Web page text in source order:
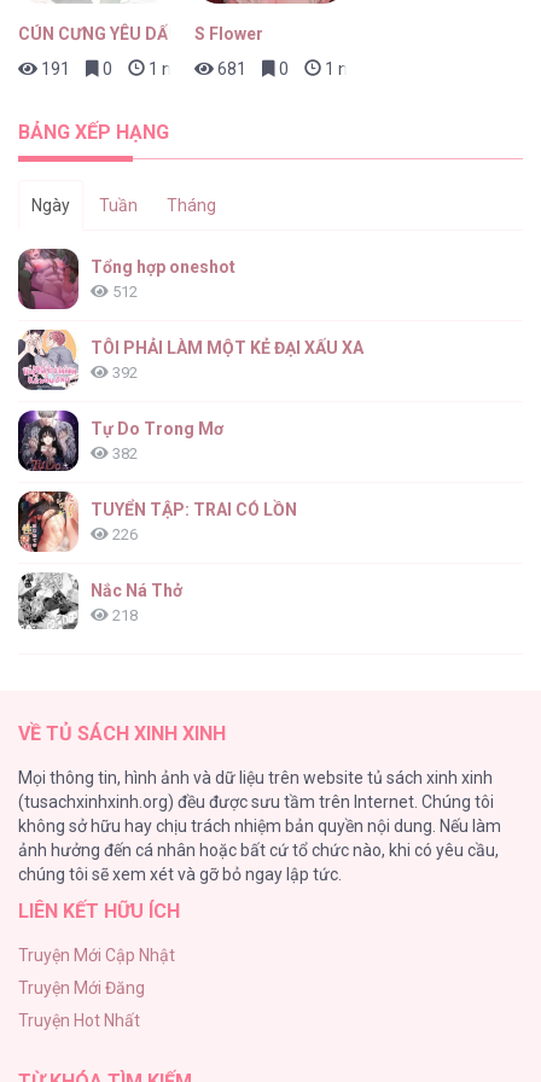
CÚN CƯNG YÊU DẤU
191
0 1 ngày trước
S Flower
681
0 1 ngày trước
BẢNG XẾP HẠNG
Ngày Tuần Tháng
Tổng hợp oneshot
512
TÔI PHẢI LÀM MỘT KẺ ĐẠI XẤU XA
392
Tự Do Trong Mơ
382
TUYỂN TẬP: TRAI CÓ LỒN
226
Nắc Ná Thở
218
191
Làm vị cứu tinh thật dễ dàng
186
Thiên Đường Táo Xanh
(END) Merry Marbling
150
VỀ TỦ SÁCH XINH XINH
Mọi thông tin, hình ảnh và dữ liệu trên website tủ sách xinh xinh
(tusachxinhxinh.org) đều được sưu tầm trên Internet. Chúng tôi
không sở hữu hay chịu trách nhiệm bản quyền nội dung. Nếu làm
ảnh hưởng đến cá nhân hoặc bất cứ tổ chức nào, khi có yêu cầu,
chúng tôi sẽ xem xét và gỡ bỏ ngay lập tức.
LIÊN KẾT HỮU ÍCH
Truyện Mới Cập Nhật
Truyện Mới Đăng
Truyện Hot Nhất